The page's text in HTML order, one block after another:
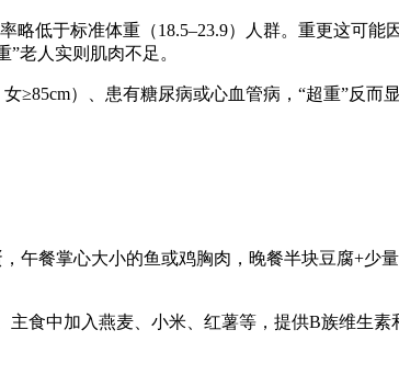
低于标准体重（18.5–23.9）人群。重更这可能
老人实则肌肉不足。
）、患有糖尿病或心血管病，“超重”反而显
午餐掌心大小的鱼或鸡胸肉，晚餐半块豆腐+少量
食中加入燕麦、小米、红薯等，提供B族维生素